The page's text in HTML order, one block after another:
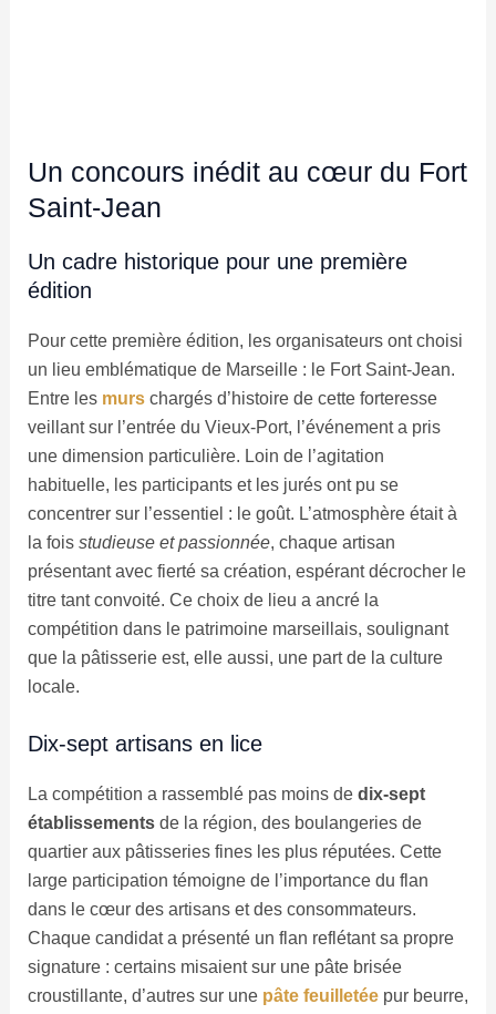
Un concours inédit au cœur du Fort
Saint-Jean
Un cadre historique pour une première
édition
Pour cette première édition, les organisateurs ont choisi
un lieu emblématique de Marseille : le Fort Saint-Jean.
Entre les murschargés d’histoire de cette forteresse
veillant sur l’entrée du Vieux-Port, l’événement a pris
une dimension particulière. Loin de l’agitation
habituelle, les participants et les jurés ont pu se
concentrer sur l’essentiel : le goût. L’atmosphère était à
la fois studieuse et passionnée, chaque artisan
présentant avec fierté sa création, espérant décrocher le
titre tant convoité. Ce choix de lieu a ancré la
compétition dans le patrimoine marseillais, soulignant
que la pâtisserie est, elle aussi, une part de la culture
locale.
Dix-sept artisans en lice
La compétition a rassemblé pas moins de dix-sept
établissementsde la région, des boulangeries de
quartier aux pâtisseries fines les plus réputées. Cette
large participation témoigne de l’importance du flan
dans le cœur des artisans et des consommateurs.
Chaque candidat a présenté un flan reflétant sa propre
signature : certains misaient sur une pâte brisée
croustillante, d’autres sur une pâte feuilletéepur beurre,